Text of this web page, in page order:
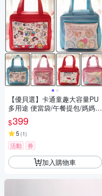
【優貝選】卡通童趣大容量PU
多用途 便當袋/午餐提包/媽媽提
包
$399
5 (1)
活動 券
加入購物車